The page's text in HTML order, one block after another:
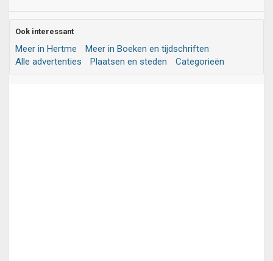
Ook interessant
Meer in Hertme
Meer in Boeken en tijdschriften
Alle advertenties
Plaatsen en steden Categorieën